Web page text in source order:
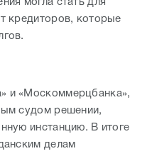
могла стать для
кредиторов, которые
и «Москоммерцбанка»,
судом решении,
инстанцию. В итоге
делам